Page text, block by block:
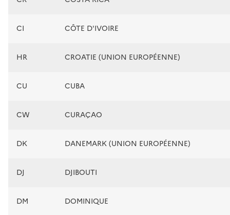
CI CÔTE D'IVOIRE
HR CROATIE (UNION EUROPÉENNE)
CU CUBA
CW CURAÇAO
DK DANEMARK (UNION EUROPÉENNE)
DJ DJIBOUTI
DM DOMINIQUE